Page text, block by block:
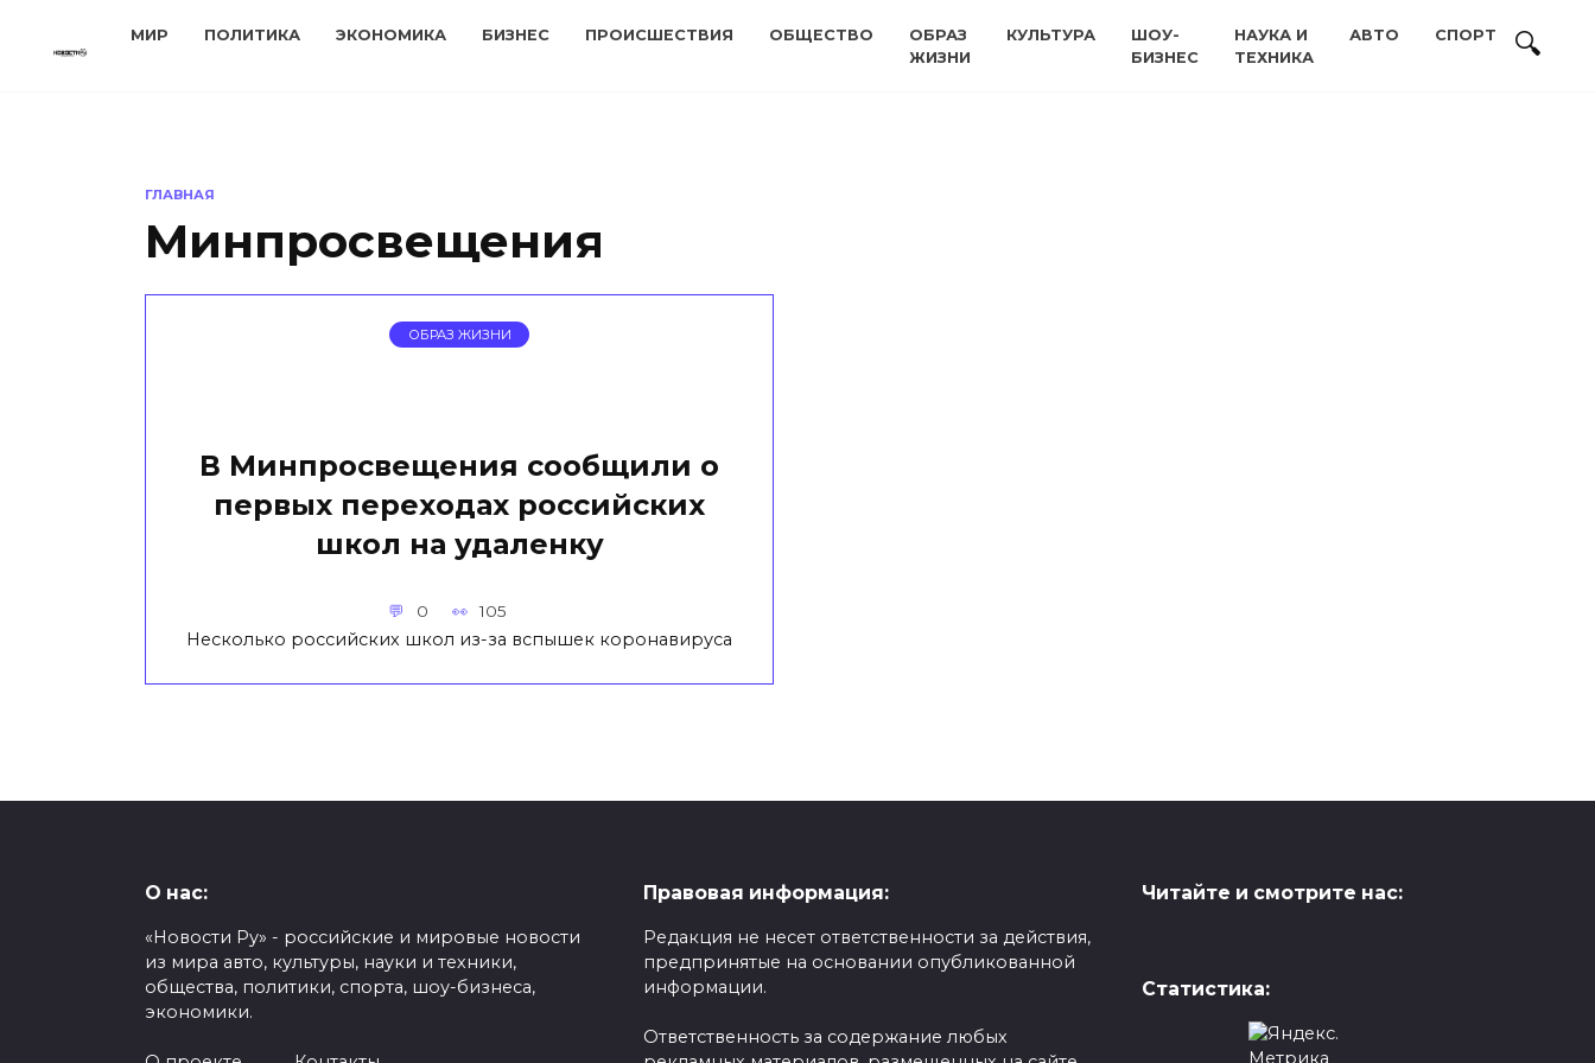
МИР ПОЛИТИКА ЭКОНОМИКА БИЗНЕС ПРОИСШЕСТВИЯ ОБЩЕСТВО
ОБРАЗ
ЖИЗНИ
КУЛЬТУРА
ШОУ-
БИЗНЕС
НАУКА И
ТЕХНИКА
АВТО СПОРТ
ГЛАВНАЯ
Минпросвещения
ОБРАЗ ЖИЗНИ
В Минпросвещения сообщили о
первых переходах российских
школ на удаленку
0 105
Несколько российских школ из-за вспышек коронавируса
О нас:
«Новости Ру» - российские и мировые новости
из мира авто, культуры, науки и техники,
общества, политики, спорта, шоу-бизнеса,
экономики.
Правовая информация:
Редакция не несет ответственности за действия,
предпринятые на основании опубликованной
информации.
Ответственность за содержание любых
Читайте и смотрите нас:
Статистика: